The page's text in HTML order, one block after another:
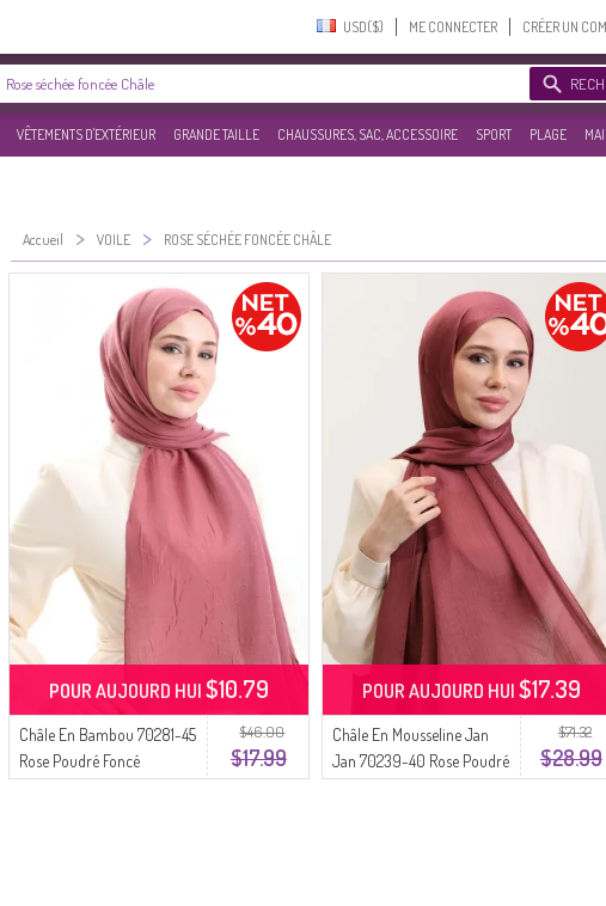
USD($)‎ ME CONNECTER CRÉER UN
VÊTEMENTS D'EXTÉRIEUR GRANDE TAILLE CHAUSSURES, SAC, ACCESSOIRE SPORT PLAGE
Accueil > VOILE > ROSE SÉCHÉE FONCÉE CHÂLE
$46.00
$17.99
Châle En Bambou 70281-45
Rose Poudré Foncé
POUR AUJOURD HUI$10.79
$71.32
$28.99
Châle En Mousseline Jan
Jan 70239-40 Rose Poudré
POUR AUJOURD HUI$17.39